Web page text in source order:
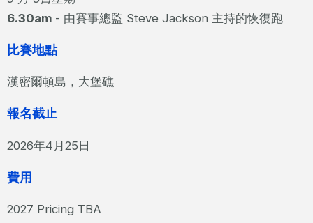
6.30am - 由賽事總監 Steve Jackson 主持的恢復跑
比賽地點
漢密爾頓島，大堡礁
報名截止
2026年4月25日
費用
2027 Pricing TBA